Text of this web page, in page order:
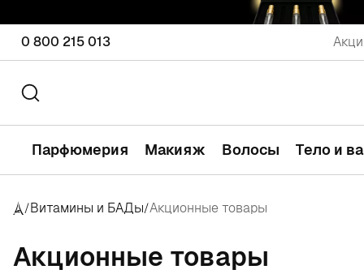
0 800 215 013
Парфюмерия Макияж Волосы Тело и
/Витамины и БАДы/Акционные товары
Акционные товары